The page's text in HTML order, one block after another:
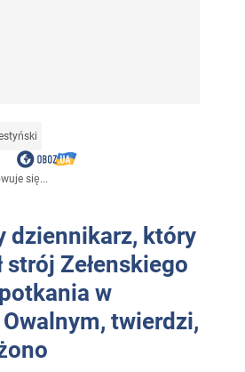
się...
dziennikarz, który
strój Zełenskiego
w
twierdzi,